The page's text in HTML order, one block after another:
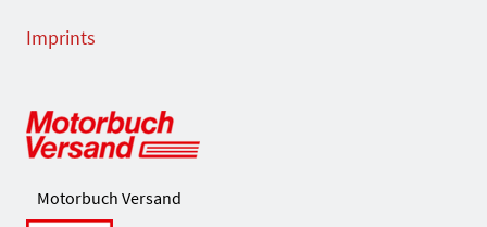
Imprints
Motorbuch Versand